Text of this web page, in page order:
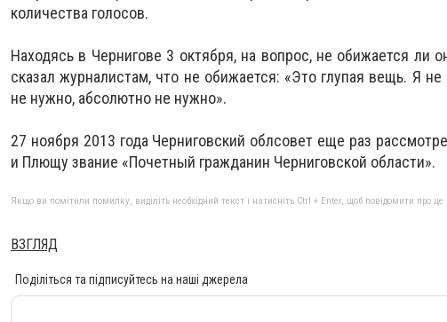
количества голосов.
Находясь в Чернигове 3 октября, на вопрос, не обижается ли
сказал журналистам, что не обижается: «Это глупая вещь. Я
не нужно, абсолютно не нужно».
27 ноября 2013 года Черниговский облсовет еще раз
и Плющу звание «Почетный гражданин Черниговской области».
Якщо ви помітили помилку, виділіть необхідний текст і натисніть Ctrl + Enter, щоб повідомити про це
ВЗГЛЯД
Поділіться та підписуйтесь на наші джерела